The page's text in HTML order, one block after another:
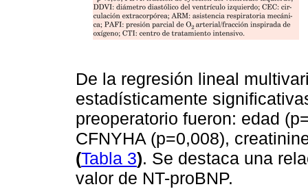
De la regresión lineal
estadísticamente
preoperatorio fueron: edad
CFNYHA (p=0,008),
(Tabla 3). Se destaca una
valor de NT-proBNP.